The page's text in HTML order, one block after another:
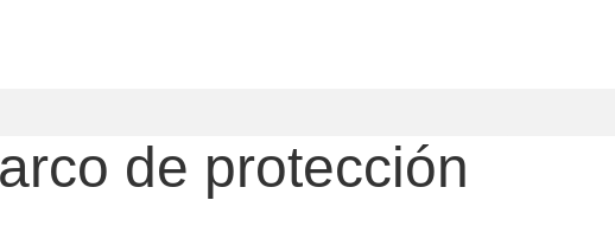
de protección